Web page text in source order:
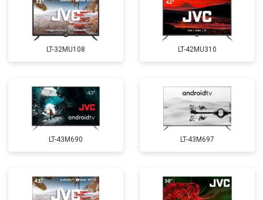
LT-32MU108 LT-42MU310
LT-43M690 LT-43M697